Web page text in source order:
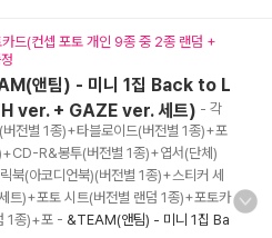
카드(컨셉 포토 개인 9종 중 2종 랜덤 +
앤팀) - 미니 1집 Back to L
ver. + GAZE ver. 세트) - 각
버전별 1종)+타블로이드(버전별 1종)+포
R&봉투(버전별 1종)+엽서(단체)
북(아코디언북)(버전별 1종)+스티커 세
트)+포토 시트(버전별 랜덤 1종)+포토카
1종)+포 - &TEAM(앤팀) - 미니 1집 Ba